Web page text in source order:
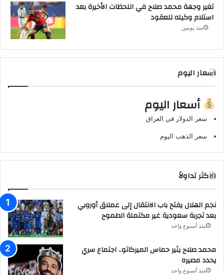
تغير وجهة محمد صلاح في اللحظات الأخيرة بعد
استلام وكيله للعقود
منذ يومين
اسعار اليوم
أسعار اليوم
سعر الدولار في العراق
سعر الذهب اليوم
الاكثر تداولاً
نجم الهلال يفتح باب الانتقال إلى عملاق أوروبي
بعد تجربة سعودية غير مكتملة الطموح
منذ أسبوع واحد
محمد صلاح يثير حماس الميركاتو.. اجتماع سري
يحدد مصيره
منذ أسبوع واحد